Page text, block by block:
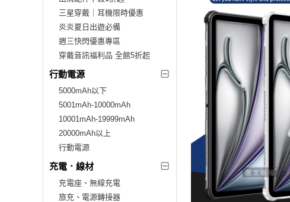
三星穿戴｜耳機限時優惠
炎炎夏日出遊必備
週三快閃優惠專區
穿戴音訊福利品 全館5折起
行動電源
5000mAh以下
5001mAh-10000mAh
10001mAh-19999mAh
20000mAh以上
行動電源
充電．線材
充電座、無線充電
旅充、電源轉接器